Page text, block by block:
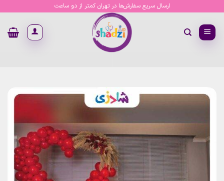
content
ارسال سریع سفارش‌ها در تهران کمتر از دو ساعت